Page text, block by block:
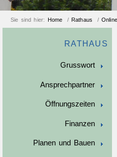
Sie sind hier: Home / Rathaus /
RATHAUS
Grusswort
Ansprechpartner
Öffnungszeiten
Finanzen
Planen und Bauen